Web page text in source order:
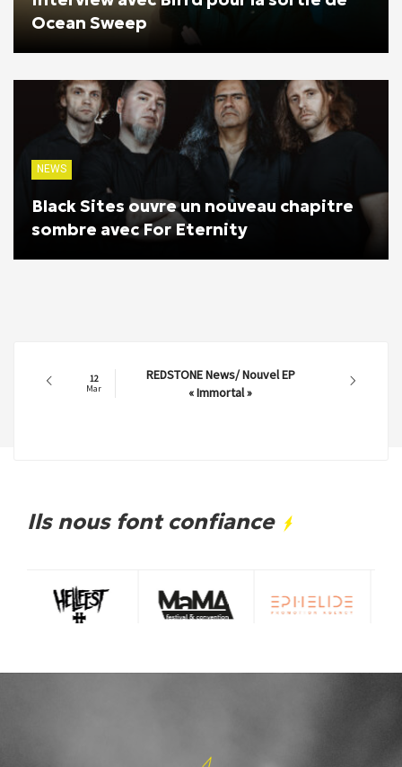
Ocean Sweep
NEWS
Black Sites ouvre un nouveau chapitre
sombre avec For Eternity
12
Mar
REDSTONE News/ Nouvel EP
« Immortal »
Ils nous font confiance